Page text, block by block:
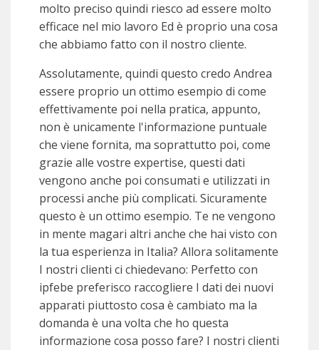
molto preciso quindi riesco ad essere molto
efficace nel mio lavoro Ed è proprio una cosa
che abbiamo fatto con il nostro cliente.
Assolutamente, quindi questo credo Andrea
essere proprio un ottimo esempio di come
effettivamente poi nella pratica, appunto,
non è unicamente l'informazione puntuale
che viene fornita, ma soprattutto poi, come
grazie alle vostre expertise, questi dati
vengono anche poi consumati e utilizzati in
processi anche più complicati. Sicuramente
questo è un ottimo esempio. Te ne vengono
in mente magari altri anche che hai visto con
la tua esperienza in Italia? Allora solitamente
I nostri clienti ci chiedevano: Perfetto con
ipfebe preferisco raccogliere I dati dei nuovi
apparati piuttosto cosa è cambiato ma la
domanda è una volta che ho questa
informazione cosa posso fare? I nostri clienti